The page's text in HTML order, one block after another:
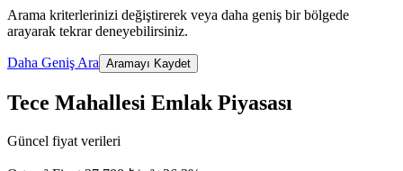
Arama kriterlerinizi değiştirerek veya daha geniş bir bölgede
arayarak tekrar deneyebilirsiniz.
Daha Geniş Ara Aramayı Kaydet
Tece Mahallesi Emlak Piyasası
Güncel fiyat verileri